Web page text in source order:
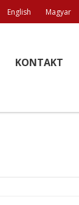
English Magyar
KONTAKT